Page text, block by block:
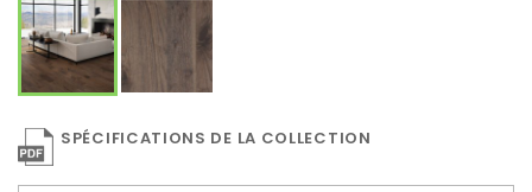
SPÉCIFICATIONS DE LA COLLECTION